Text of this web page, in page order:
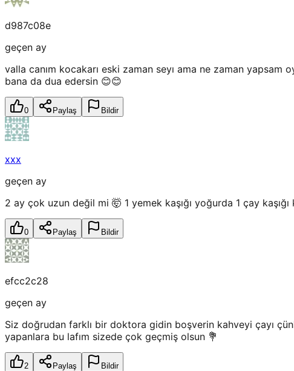
d987c08e
geçen ay
valla canım kocakarı eski zaman seyı ama ne zaman yapsam
bana da dua edersin 😊😊
0 Paylaş Bildir
xxx
geçen ay
2 ay çok uzun değil mi 🤯 1 yemek kaşığı yoğurda 1 çay
0 Paylaş Bildir
efcc2c28
geçen ay
Siz doğrudan farklı bir doktora gidin boşverin kahveyi çayı
yapanlara bu lafım sizede çok geçmiş olsun 💐
2 Paylaş Bildir